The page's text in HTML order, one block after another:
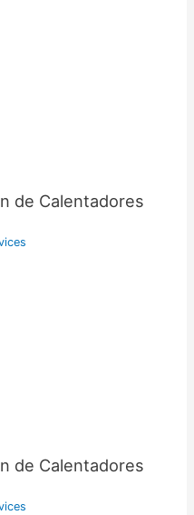
de Calentadores
de Calentadores